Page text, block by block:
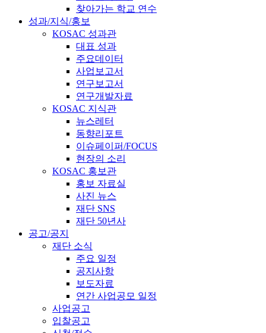
찾아가는 학교 연수
성과/지식/홍보
KOSAC 성과관
대표 성과
주요데이터
사업보고서
연구보고서
연구개발자료
KOSAC 지식관
뉴스레터
동향리포트
이슈페이퍼/FOCUS
현장의 소리
KOSAC 홍보관
홍보 자료실
사진 뉴스
재단 SNS
재단 50년사
공고/공지
재단 소식
주요 일정
공지사항
보도자료
연간 사업공모 일정
사업공고
입찰공고